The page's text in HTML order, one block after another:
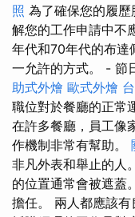
照 為了確保您的履
解您的工作申請中不
年代和70年代的布達
一允許的方式。 - 節
助式外燴 歐式外燴
職位對於餐廳的正常
在許多餐廳，員工像
作機制非常有幫助。
非凡外表和舉止的人。
的位置通常會被遮蓋
擔任。 兩人都應該有